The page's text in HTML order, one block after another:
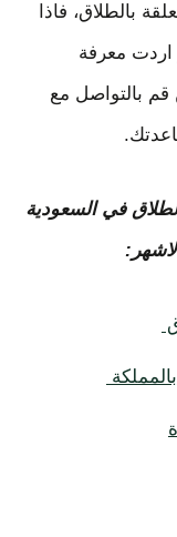
بالطلاق، فاذا
معرفة
قم بالتواصل مع
في السعودية